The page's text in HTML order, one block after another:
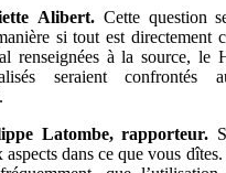
Alibert. Cette question
si tout est directement
renseignées à la source, le
seraient confrontés
Latombe, rapporteur.
dans ce que vous